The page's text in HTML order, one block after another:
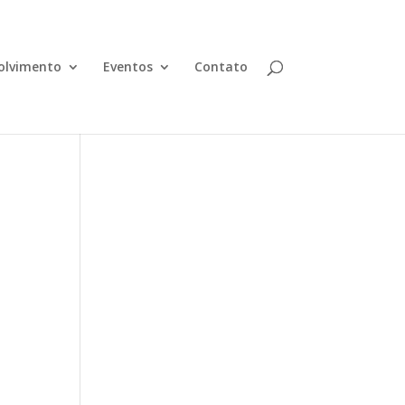
Eventos Contato